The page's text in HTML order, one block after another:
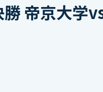
帝京大学